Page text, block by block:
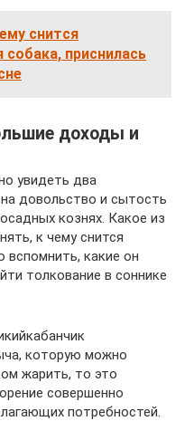
снится
собака, приснилась
доходы и
увидеть два
довольство и сытость
кознях. Какое из
к чему снится
какие он
толкование в соннике
которую можно
жарить, то это
совершенно
потребностей.